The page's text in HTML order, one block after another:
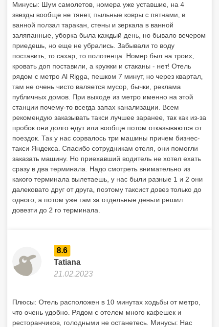
Минусы: Шум самолетов, номера уже уставшие, на 4
звезды вообще не тянет, пыльные ковры с пятнами, в
ванной ползал таракан, стены и зеркала в ванной
заляпанные, уборка была каждый день, но бывало вечером
приедешь, но еще не убрались. Забывали то воду
поставить, то сахар, то полотенца. Номер был на троих,
кровать доп поставили, а кружки и стаканы - нет! Отель
рядом с метро Al Rigga, пешком 7 минут, но через квартал,
там не очень чисто валяется мусор, бычки, реклама
публичных домов. При выходе из метро именно на этой
станции почему-то всегда запах канализации. Всем
рекомендую заказывать такси лучшее заранее, так как из-за
пробок они долго едут или вообще потом отказываются от
поездок. Так у нас сорвалось три машины причем бизнес-
такси Яндекса. Спасибо сотрудникам отеля, они помогли
заказать машину. Но приехавший водитель не хотел ехать
сразу в два терминала. Надо смотреть внимательно из
какого терминала вылетаешь, у нас были разные 1 и 2 они
далековато друг от друга, поэтому таксист довез только до
одного, а потом уже там за отдельные деньги решил
довезти до 2 го терминала.
8.6
Tatiana
21.02.2023
Плюсы: Отель расположен в 10 минутах ходьбы от метро,
что очень удобно. Рядом с отелем много кафешек и
ресторанчиков, голодными не останетесь. Минусы: Нас